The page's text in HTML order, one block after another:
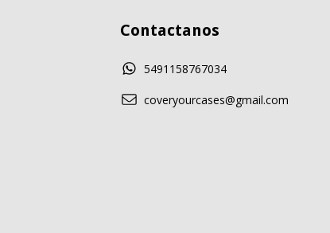
Contactanos
5491158767034
coveryourcases@gmail.com